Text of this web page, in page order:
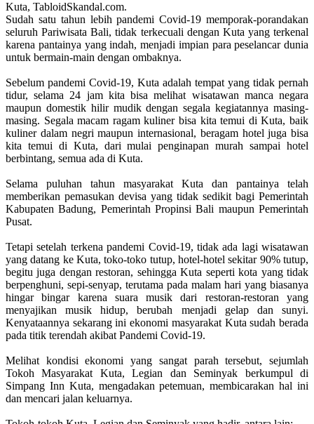
Kuta, TabloidSkandal.com.
Sudah satu tahun lebih pandemi Covid-19 memporak-porandakan
seluruh Pariwisata Bali, tidak terkecuali dengan Kuta yang terkenal
karena pantainya yang indah, menjadi impian para peselancar dunia
untuk bermain-main dengan ombaknya.
Sebelum pandemi Covid-19, Kuta adalah tempat yang tidak pernah
tidur, selama 24 jam kita bisa melihat wisatawan manca negara
maupun domestik hilir mudik dengan segala kegiatannya masing-
masing. Segala macam ragam kuliner bisa kita temui di Kuta, baik
kuliner dalam negri maupun internasional, beragam hotel juga bisa
kita temui di Kuta, dari mulai penginapan murah sampai hotel
berbintang, semua ada di Kuta.
Selama puluhan tahun masyarakat Kuta dan pantainya telah
memberikan pemasukan devisa yang tidak sedikit bagi Pemerintah
Kabupaten Badung, Pemerintah Propinsi Bali maupun Pemerintah
Pusat.
Tetapi setelah terkena pandemi Covid-19, tidak ada lagi wisatawan
yang datang ke Kuta, toko-toko tutup, hotel-hotel sekitar 90% tutup,
begitu juga dengan restoran, sehingga Kuta seperti kota yang tidak
berpenghuni, sepi-senyap, terutama pada malam hari yang biasanya
hingar bingar karena suara musik dari restoran-restoran yang
menyajikan musik hidup, berubah menjadi gelap dan sunyi.
Kenyataannya sekarang ini ekonomi masyarakat Kuta sudah berada
pada titik terendah akibat Pandemi Covid-19.
Melihat kondisi ekonomi yang sangat parah tersebut, sejumlah
Tokoh Masyarakat Kuta, Legian dan Seminyak berkumpul di
Simpang Inn Kuta, mengadakan petemuan, membicarakan hal ini
dan mencari jalan keluarnya.